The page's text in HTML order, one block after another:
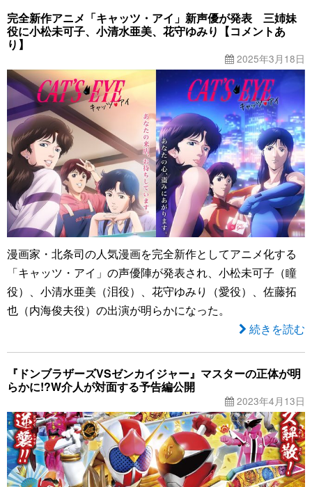
完全新作アニメ「キャッツ・アイ」新声優が発表 三姉妹
役に小松未可子、小清水亜美、花守ゆみり【コメントあ
り】
2025年3月18日
漫画家・北条司の人気漫画を完全新作としてアニメ化する
「キャッツ・アイ」の声優陣が発表され、小松未可子（瞳
役）、小清水亜美（泪役）、花守ゆみり（愛役）、佐藤拓
也（内海俊夫役）の出演が明らかになった。
続きを読む
『ドンブラザーズVSゼンカイジャー』マスターの正体が明
らかに!?W介人が対面する予告編公開
2023年4月13日